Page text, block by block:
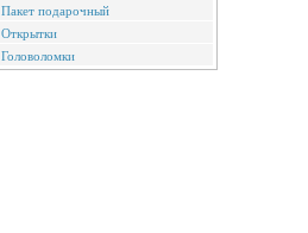
Пакет подарочный
Открытки
Головоломки